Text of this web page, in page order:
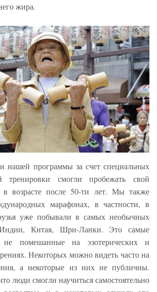
жира.
нашей программы за счет специальных
тренировки смогли пробежать свой
возрасте после 50-ти лет. Мы также
марафонах, в частности, в
уже побывали в самых необычных
Китая, Шри-Ланки. Это самые
помешанные на эзотерических и
Некоторых можно видеть часто на
а некоторые из них не публичны.
люди смогли научиться самостоятельно